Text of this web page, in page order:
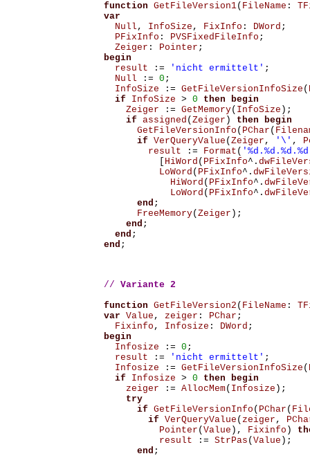
function GetFileVersion1( FileName :
var
Null , InfoSize , FixInfo : DWord ;
PFixInfo : PVSFixedFileInfo ;
Zeiger : Pointer ;
begin
result
:= 'nicht ermittelt' ;
Null
:= 0 ;
InfoSize
:= GetFileVersionInfoSize (
if
InfoSize > 0 then begin
Zeiger
:= GetMemory( InfoSize );
if assigned ( Zeiger ) then begin
GetFileVersionInfo ( PChar (
if VerQueryValue ( Zeiger , '\' ,
result
:= Format (
HiWord ( PFixInfo^.
LoWord ( PFixInfo^.
HiWord ( PFixInfo^.
LoWord ( PFixInfo^.
end ;
FreeMemory( Zeiger );
end ;
end ;
end ;
// Variante 2
function GetFileVersion2 ( FileName :
var Value , zeiger : PChar ;
Fixinfo , Infosize : DWord ;
begin
Infosize
:= 0 ;
result
:= 'nicht ermittelt' ;
Infosize
:= GetFileVersionInfoSize (
if
Infosize > 0 then begin
zeiger
:= AllocMem( Infosize );
try
if GetFileVersionInfo ( PChar (
if VerQueryValue ( zeiger ,
Pointer ( Value ), Fixinfo )
result
:= StrPas ( Value );
end ;